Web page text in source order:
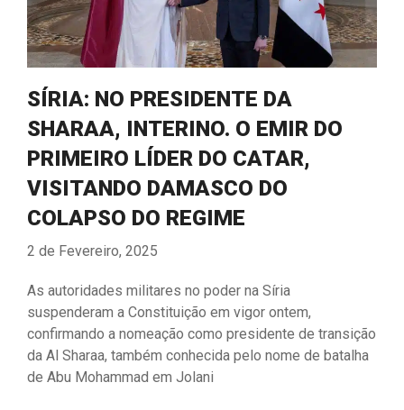
SÍRIA: NO PRESIDENTE DA
SHARAA, INTERINO. O EMIR DO
PRIMEIRO LÍDER DO CATAR,
VISITANDO DAMASCO DO
COLAPSO DO REGIME
2 de Fevereiro, 2025
As autoridades militares no poder na Síria
suspenderam a Constituição em vigor ontem,
confirmando a nomeação como presidente de transição
da Al Sharaa, também conhecida pelo nome de batalha
de Abu Mohammad em Jolani